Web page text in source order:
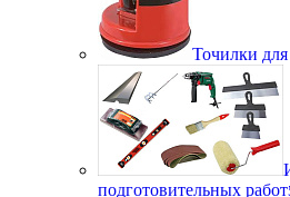
Точилки
подготовительных работ